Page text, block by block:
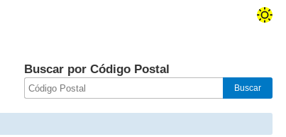
Buscar por Código Postal